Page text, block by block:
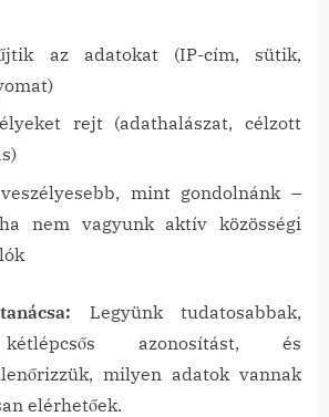
az adatokat (IP-cím, sütik,
rejt (adathalászat, célzott
mint gondolnánk –
nem vagyunk aktív közösségi
Legyünk tudatosabbak,
azonosítást, és
milyen adatok vannak
elérhetőek.